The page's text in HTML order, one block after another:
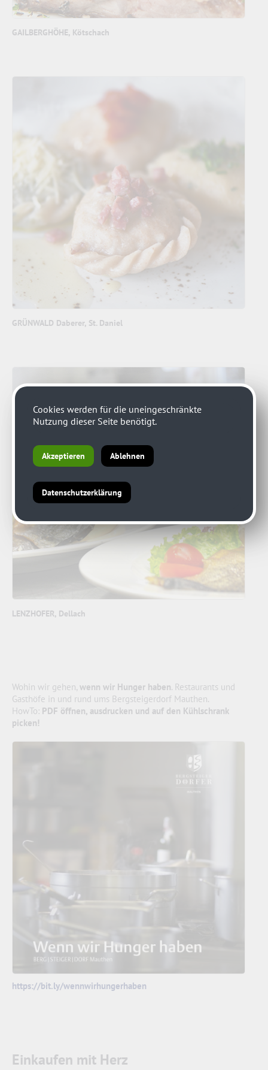
GAILBERGHÖHE, Kötschach
GRÜNWALD Daberer, St. Daniel
LENZHOFER, Dellach
Wohin wir gehen, wenn wir Hunger haben. Restaurants und
Gasthöfe in und rund ums Bergsteigerdorf Mauthen.
HowTo: PDF öffnen, ausdrucken und auf den Kühlschrank
picken!
https://bit.ly/wennwirhungerhaben
Einkaufen mit Herz
Cookies werden für die uneingeschränkte
Nutzung dieser Seite benötigt.
Akzeptieren Ablehnen
Datenschutzerklärung